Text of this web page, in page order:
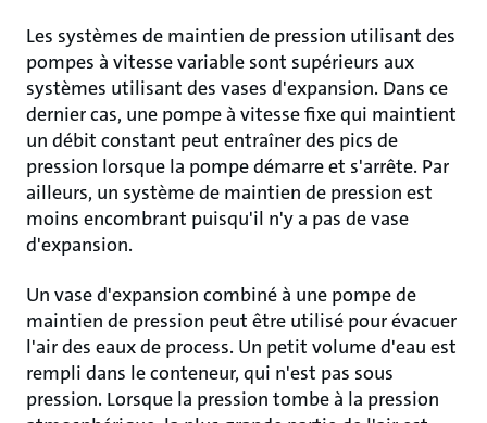
Les systèmes de maintien de pression utilisant des
pompes à vitesse variable sont supérieurs aux
systèmes utilisant des vases d'expansion. Dans ce
dernier cas, une pompe à vitesse fixe qui maintient
un débit constant peut entraîner des pics de
pression lorsque la pompe démarre et s'arrête. Par
ailleurs, un système de maintien de pression est
moins encombrant puisqu'il n'y a pas de vase
d'expansion.
Un vase d'expansion combiné à une pompe de
maintien de pression peut être utilisé pour évacuer
l'air des eaux de process. Un petit volume d'eau est
rempli dans le conteneur, qui n'est pas sous
pression. Lorsque la pression tombe à la pression